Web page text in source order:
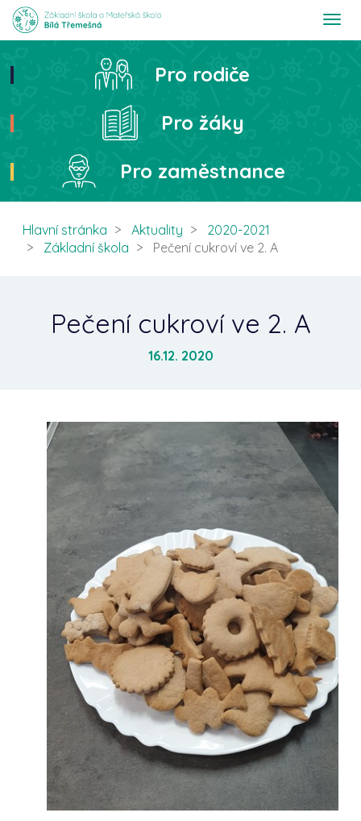
T
t
Hledat
Pro rodiče
Pro žáky
Pro zaměstnance
Hlavní stránka Aktuality
2020-2021
Základní škola
Pečení cukroví ve 2. A
Pečení cukroví ve 2. A
16.12. 2020